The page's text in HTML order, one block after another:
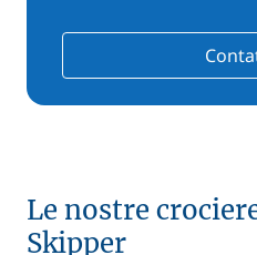
Le nostre
Skipper